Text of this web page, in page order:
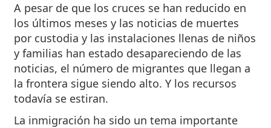
A pesar de que los cruces se han reducido en
los últimos meses y las noticias de muertes
por custodia y las instalaciones llenas de niños
y familias han estado desapareciendo de las
noticias, el número de migrantes que llegan a
la frontera sigue siendo alto. Y los recursos
todavía se estiran.
La inmigración ha sido un tema importante